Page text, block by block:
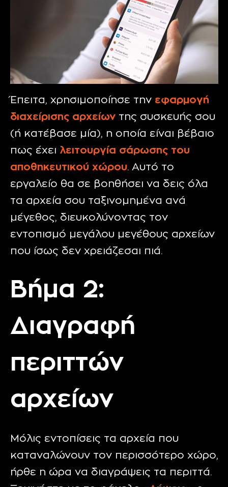
Έπειτα, χρησιμοποίησε την εφαρμογή
διαχείρισης αρχείωντης συσκευής σου
(ή κατέβασε μία), η οποία είναι βέβαιο
πως έχει λειτουργία σάρωσης του
αποθηκευτικού χώρου. Αυτό το
εργαλείο θα σε βοηθήσει να δεις όλα
τα αρχεία σου ταξινομημένα ανά
μέγεθος, διευκολύνοντας τον
εντοπισμό μεγάλου μεγέθους αρχείων
που ίσως δεν χρειάζεσαι πιά.
Βήμα 2:
Διαγραφή
περιττών
αρχείων
Μόλις εντοπίσεις τα αρχεία που
καταναλώνουν τον περισσότερο χώρο,
ήρθε η ώρα να διαγράψεις τα περιττά.